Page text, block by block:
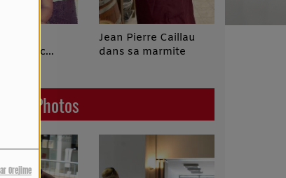
Orejime
avec
Jean Pierre Caillau
dans sa marmite
Photos